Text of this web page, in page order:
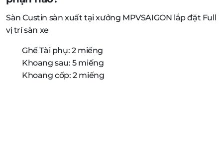
Sàn Custin sàn xuất tại xưởng MPVSAIGON lắp đặt Full
vị trí sàn xe
Ghế Tài phụ: 2 miếng
Khoang sau: 5 miếng
Khoang cốp: 2 miếng